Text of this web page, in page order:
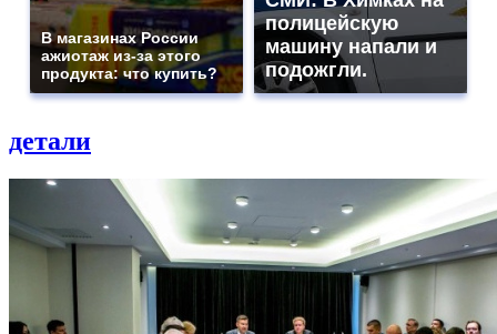
В магазинах России
ажиотаж из-за этого
продукта: что купить?
полицейскую
машину напали и
подожгли.
детали